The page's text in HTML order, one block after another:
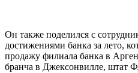
Он также поделился с
достижениями банка за лето,
продажу филиала банка в
бранча в Джексонвилле, штат